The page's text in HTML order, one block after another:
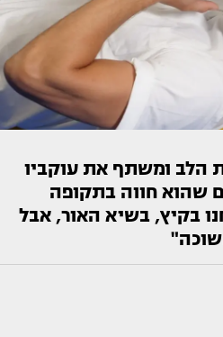
הלב ומשתף את עוקביו
שהוא חווה בתקופה
בקיץ, בשיא האור, אבל